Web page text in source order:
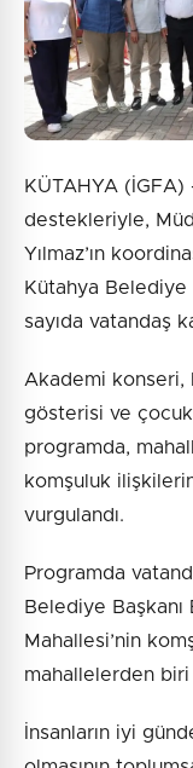
KÜTAHYA
destekleriyle,
Yılmaz’ın
Kütahya Belediye
sayıda vatandaş
Akademi konseri,
gösterisi ve
programda,
komşuluk
vurgulandı.
Programda
Belediye
Mahallesi’nin
mahallelerden
İnsanların iyi